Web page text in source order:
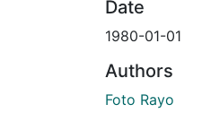
Date
1980-01-01
Authors
Foto Rayo